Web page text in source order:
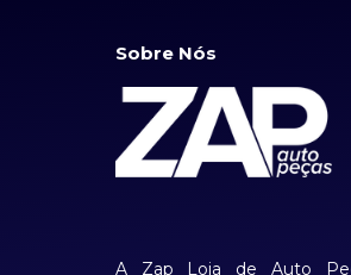
Sobre Nós
A Zap Loja de Auto